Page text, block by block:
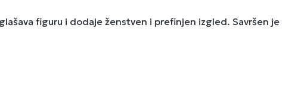
figuru i dodaje ženstven i prefinjen izgled. Savršen je